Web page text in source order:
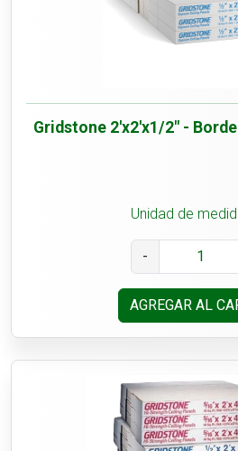
Gridstone 2'x2'x1/2" -
Unidad de
-
AGREGAR AL